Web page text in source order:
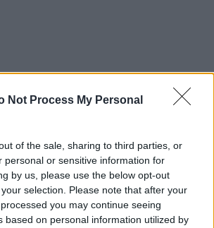
Not Process My Personal
of the sale, sharing to third parties, or
personal or sensitive information for
by us, please use the below opt-out
selection. Please note that after your
you may continue seeing
based on personal information utilized by
/info@eurohoops.net